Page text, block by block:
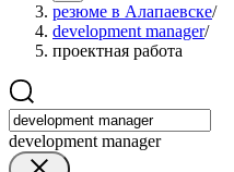
резюме в Алапаевске/
development manager/
проектная работа
development manager